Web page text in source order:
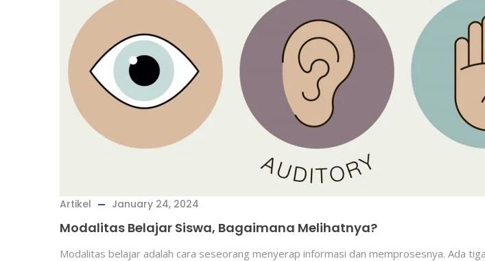
Artikel January 24, 2024
Modalitas Belajar Siswa, Bagaimana Melihatnya?
Modalitas belajar adalah cara seseorang menyerap informasi dan memprosesnya. Ada